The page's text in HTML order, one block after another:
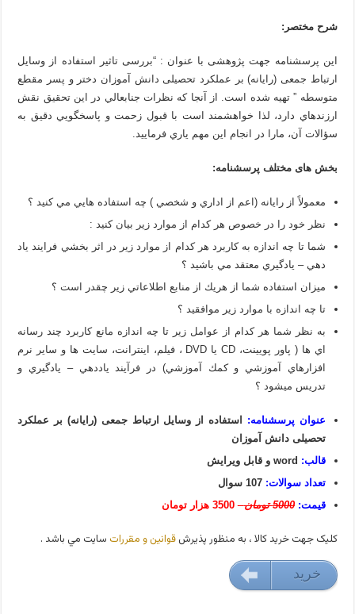
شرح مختصر:
اين پرسشنامه جهت پژوهشی با عنوان : “بررسی تاثیر استفاده از وسایل
ارتباط جمعی (رایانه) بر عملکرد تحصیلی دانش آموزان دختر و پسر مقطع
متوسطه ” تهیه شده است. از آنجا كه نظرات جنابعالي در اين تحقيق نقش
ارزنده­اي دارد، لذا خواهشمند است با قبول زحمت و پاسخگويي دقيق به
سؤالات آن، مارا در انجام اين مهم ياري فرماييد.
بخش های مختلف پرسشنامه:
معمولاً از رايانه (اعم از اداري و شخصي ) چه استفاده هايي مي كنيد ؟
نظر خود را در خصوص هر كدام از موارد زير بيان كنيد :
شما تا چه اندازه به كاربرد هر كدام از موارد زير در اثر بخشي فرايند ياد
دهي – يادگيري معتقد مي باشيد ؟
ميزان استفاده شما از هريك از منابع اطلاعاتي زير چقدر است ؟
تا چه اندازه با موارد زير موافقيد ؟
به نظر شما هر كدام از عوامل زير تا چه اندازه مانع كاربرد چند رسانه
اي ها ( پاور پويينت، CD يا DVD ، فيلم، اينترانت، سايت ها و ساير نرم
افزارهاي آموزشي و كمك آموزشي) در فرآيند ياددهي – يادگيري و
تدريس مي­شود ؟
عنوان پرسشنامه: استفاده از وسایل ارتباط جمعی (رایانه) بر عملکرد
تحصیلی دانش آموزان
قالب:
تعداد سوالات: 107 سوال
قیمت: 5000 تومان 3500 هزار تومان
کليک جهت خريد کالا ، به منظور پذيرشقوانين و مقررات سايت مي باشد .
35000 تومان خريد